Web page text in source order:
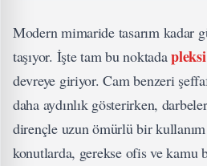
Modern mimaride tasarım kadar
taşıyor. İşte tam bu noktada
devreye giriyor. Cam benzeri
daha aydınlık gösterirken,
dirençle uzun ömürlü bir kullanım
konutlarda, gerekse ofis ve kamu